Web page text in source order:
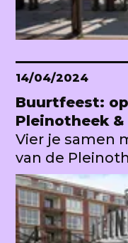
14/04/2024
Buurtfeest:
Pleinotheek
Vier je samen
van de